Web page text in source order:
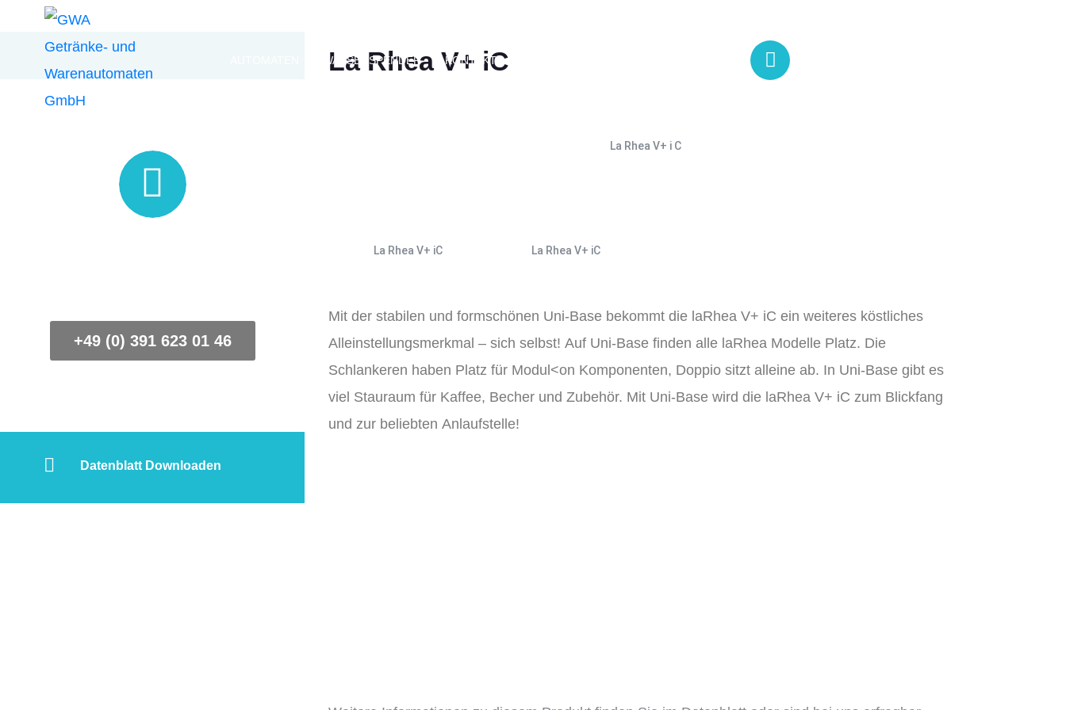
WASSERSPENDER KONTAKT
+49 (0) 391 623 01 46
Datenblatt Downloaden
La Rhea V+ iC
La Rhea V+ i C
La Rhea V+ iC La Rhea V+ iC
Mit der stabilen und formschönen Uni-Base bekommt die laRhea V+ iC ein weiteres köstliches
Alleinstellungsmerkmal – sich selbst!Auf Uni-Base finden alle laRhea Modelle Platz. Die
Schlankeren haben Platz für Modul<on Komponenten, Doppio sitzt alleine ab. In Uni-Base gibt es
viel Stauraum für Kaffee, Becher und Zubehör. Mit Uni-Base wird die laRhea V+ iC zum Blickfang
und zur beliebtenAnlaufstelle!